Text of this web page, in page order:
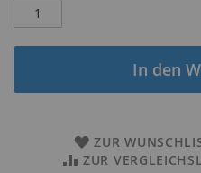
In den
ZUR
ZUR